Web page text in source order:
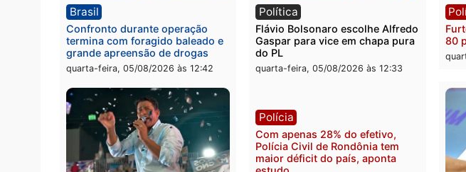
Brasil
TCE reúne candidatos ao
Governo e apresenta
diagnóstico que pode mudar os
rumos de Rondônia
quarta-feira, 05/08/2026 às 12:52
Política
Violência domina o debate
eleitoral e segurança vira
principal arma dos candidatos
ao Governo de Rondônia
quarta-feira, 05/08/2026 às 12:48